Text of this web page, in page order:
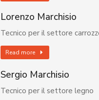
Lorenzo Marchisio
Tecnico per il settore
Read more
Sergio Marchisio
Tecnico per il settore legno